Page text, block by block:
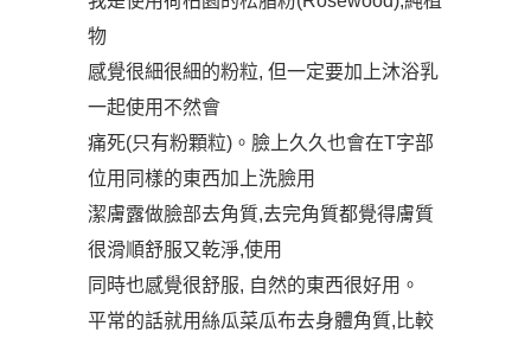
物
感覺很細很細的粉粒, 但一定要加上沐浴乳
一起使用不然會
痛死(只有粉顆粒)。臉上久久也會在T字部
位用同樣的東西加上洗臉用
潔膚露做臉部去角質,去完角質都覺得膚質
很滑順舒服又乾淨,使用
同時也感覺很舒服, 自然的東西很好用。
平常的話就用絲瓜菜瓜布去身體角質,比較